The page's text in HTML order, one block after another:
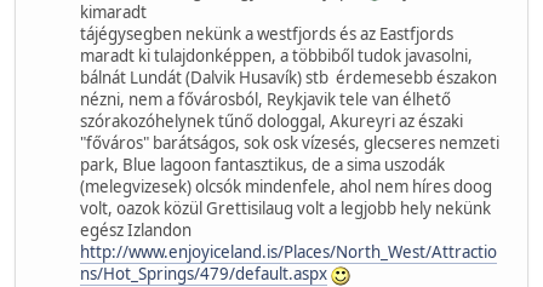
kimaradt
tájégysegben nekünk a westfjords és az Eastfjords
maradt ki tulajdonképpen, a többiből tudok javasolni,
bálnát Lundát (Dalvik Husavík) stb érdemesebb északon
nézni, nem a fővárosból, Reykjavik tele van élhető
szórakozóhelynek tűnő dologgal, Akureyri az északi
"főváros" barátságos, sok osk vízesés, glecseres nemzeti
park, Blue lagoon fantasztikus, de a sima uszodák
(melegvizesek) olcsók mindenfele, ahol nem híres doog
volt, oazok közül Grettisilaug volt a legjobb hely nekünk
egész Izlandon
http://www.enjoyiceland.is/Places/North_West/Attractio
ns/Hot_Springs/479/default.aspx